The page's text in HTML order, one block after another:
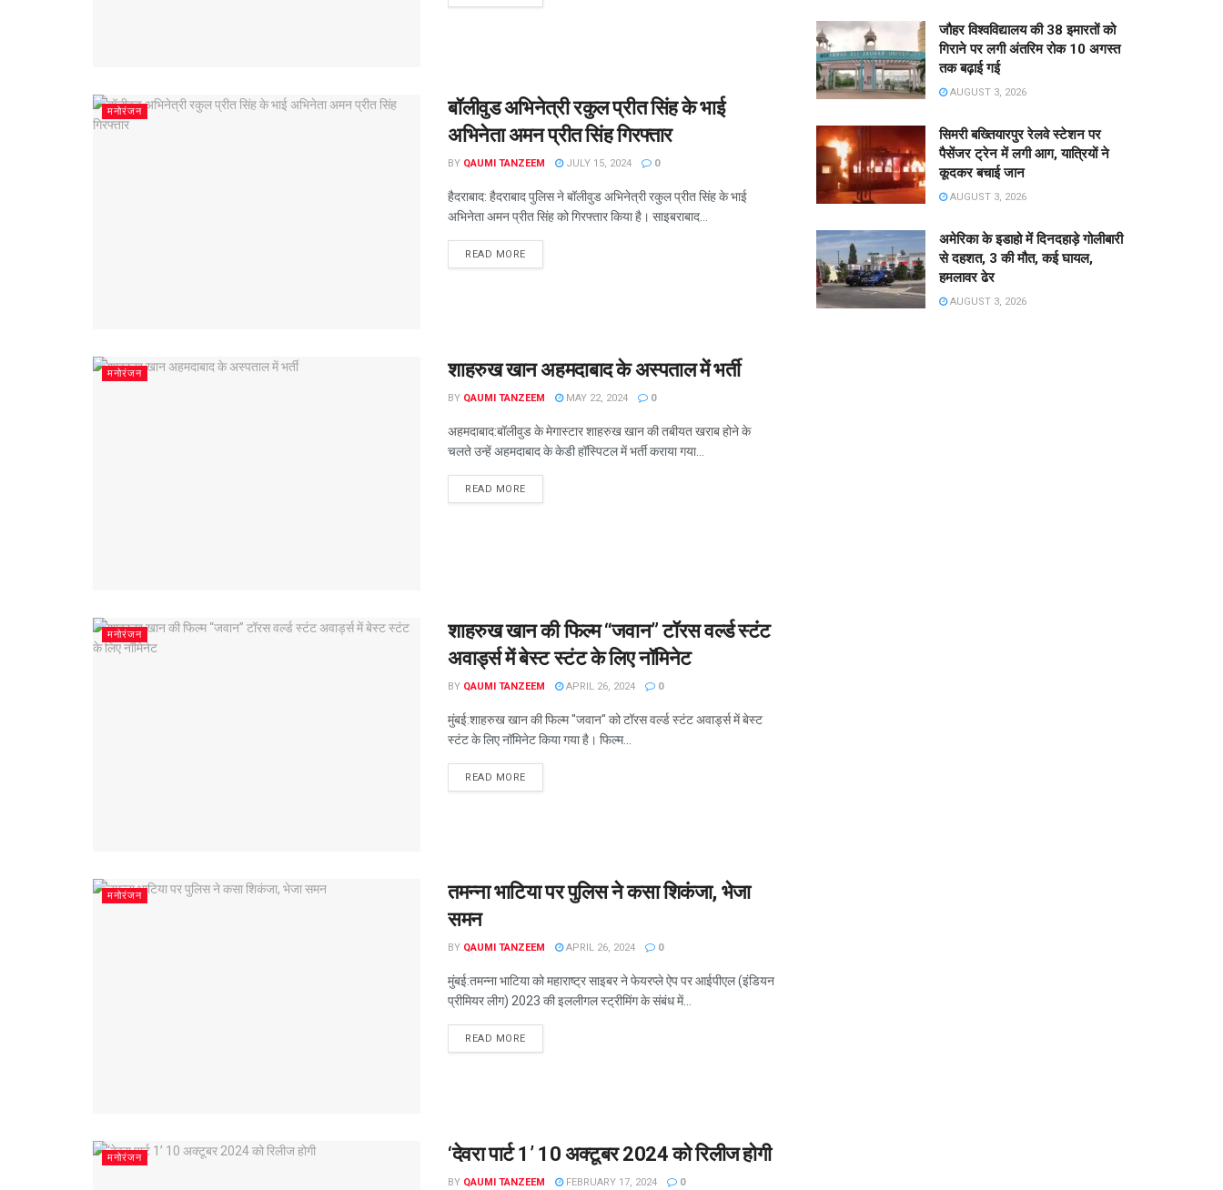
मनोरंजन
बॉलीवुड अभिनेत्री रकुल प्रीत सिंह के भाई
अभिनेता अमन प्रीत सिंह गिरफ्तार
BY QAUMI TANZEEM JULY 15, 2024 0
हैदराबाद: हैदराबाद पुलिस ने बॉलीवुड अभिनेत्री रकुल प्रीत सिंह के भाई
अभिनेता अमन प्रीत सिंह को गिरफ्तार किया है। साइबराबाद...
READ MORE
मनोरंजन शाहरुख खान अहमदाबाद के अस्पताल में भर्ती
BY QAUMI TANZEEM MAY 22, 2024 0
अहमदाबाद:बॉलीवुड के मेगास्टार शाहरुख खान की तबीयत खराब होने के
चलते उन्हें अहमदाबाद के केडी हॉस्पिटल में भर्ती कराया गया...
READ MORE
मनोरंजन
शाहरुख खान की फिल्म “जवान” टॉरस वर्ल्ड स्टंट
अवार्ड्स में बेस्ट स्टंट के लिए नॉमिनेट
BY QAUMI TANZEEM APRIL 26, 2024 0
मुंबई:शाहरुख खान की फिल्म "जवान" को टॉरस वर्ल्ड स्टंट अवार्ड्स में बेस्ट
स्टंट के लिए नॉमिनेट किया गया है। फिल्म...
READ MORE
मनोरंजन
तमन्ना भाटिया पर पुलिस ने कसा शिकंजा, भेजा
समन
BY QAUMI TANZEEM APRIL 26, 2024 0
मुंबई:तमन्ना भाटिया को महाराष्ट्र साइबर ने फेयरप्ले ऐप पर आईपीएल (इंडियन
प्रीमियर लीग) 2023 की इललीगल स्ट्रीमिंग के संबंध में...
READ MORE
मनोरंजन ‘देवरा पार्ट 1’ 10 अक्टूबर 2024 को रिलीज होगी
BY QAUMI TANZEEM FEBRUARY 17, 2024 0
जौहर विश्वविद्यालय की 38 इमारतों को
गिराने पर लगी अंतरिम रोक 10 अगस्त
तक बढ़ाई गई
AUGUST 3, 2026
सिमरी बख्तियारपुर रेलवे स्टेशन पर
पैसेंजर ट्रेन में लगी आग, यात्रियों ने
कूदकर बचाई जान
AUGUST 3, 2026
अमेरिका के इडाहो में दिनदहाड़े गोलीबारी
से दहशत, 3 की मौत, कई घायल,
हमलावर ढेर
AUGUST 3, 2026